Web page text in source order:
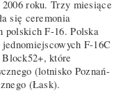
roku. Trzy miesiące
się ceremonia
polskich F-16. Polska
F-16C
które
(lotnisko Poznań-
(Łask).